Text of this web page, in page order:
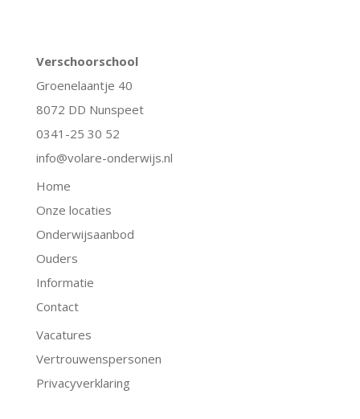
Verschoorschool
Groenelaantje 40
8072 DD Nunspeet
0341-25 30 52
info@volare-onderwijs.nl
Home
Onze locaties
Onderwijsaanbod
Ouders
Informatie
Contact
Vacatures
Vertrouwenspersonen
Privacyverklaring